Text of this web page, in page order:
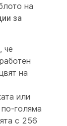
на
за
че
на
или
по-голяма
с 256